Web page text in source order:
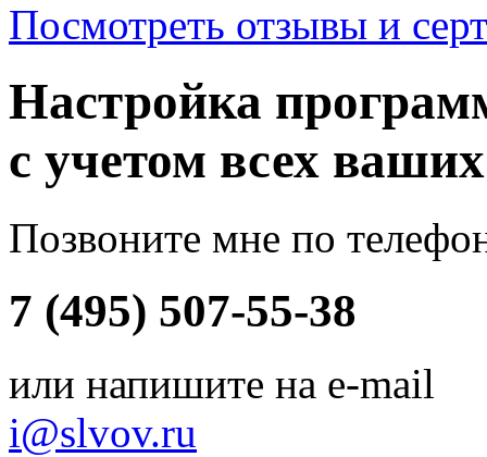
Посмотреть отзывы и
Настройка
с учетом всех
Позвоните мне по
7 (495) 507-55-38
или напишите на e-mail
i@slvov.ru